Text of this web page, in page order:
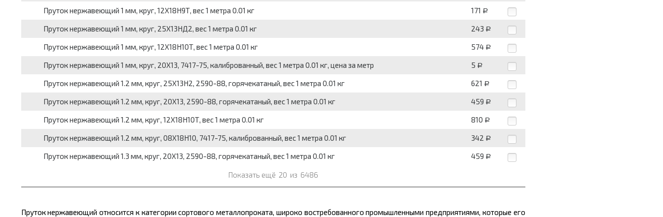
Пруток нержавеющий 1 мм, круг, 12Х18Н9Т, вес 1 метра 0.01 кг 171 Р
Пруток нержавеющий 1 мм, круг, 25Х13НД2, вес 1 метра 0.01 кг 243 Р
Пруток нержавеющий 1 мм, круг, 12Х18Н10Т, вес 1 метра 0.01 кг 574 Р
Пруток нержавеющий 1 мм, круг, 20Х13, 7417-75, калиброванный, вес 1 метра 0.01 кг, цена за метр 5 Р
Пруток нержавеющий 1.2 мм, круг, 25Х13Н2, 2590-88, горячекатаный, вес 1 метра 0.01 кг 621 Р
Пруток нержавеющий 1.2 мм, круг, 20Х13, 2590-88, горячекатаный, вес 1 метра 0.01 кг 459 Р
Пруток нержавеющий 1.2 мм, круг, 12Х18Н10Т, вес 1 метра 0.01 кг 810 Р
Пруток нержавеющий 1.2 мм, круг, 08Х18Н10, 7417-75, калиброванный, вес 1 метра 0.01 кг 342 Р
Пруток нержавеющий 1.3 мм, круг, 20Х13, 2590-88, горячекатаный, вес 1 метра 0.01 кг 459 Р
Показать ещё 20 из 6486
Пруток нержавеющий относится к категории сортового металлопроката, широко востребованного промышленными предприятиями, которые его